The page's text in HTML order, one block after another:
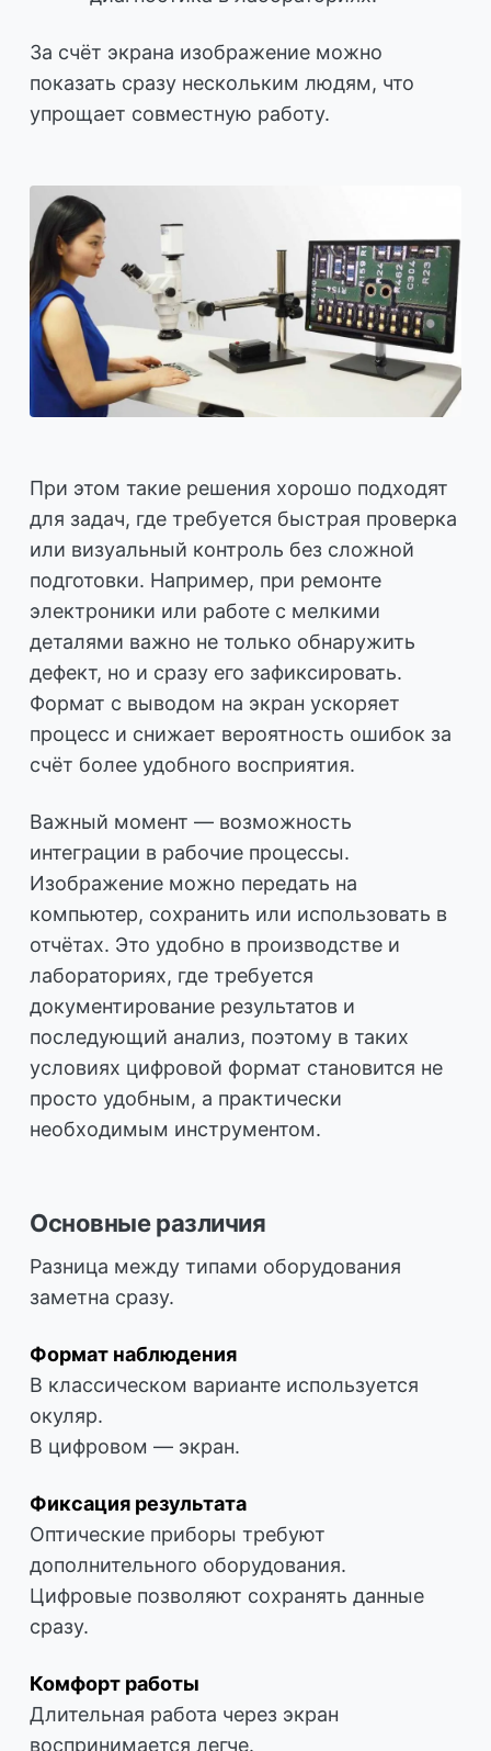
За счёт экрана изображение можно
показать сразу нескольким людям, что
упрощает совместную работу.
При этом такие решения хорошо подходят
для задач, где требуется быстрая проверка
или визуальный контроль без сложной
подготовки. Например, при ремонте
электроники или работе с мелкими
деталями важно не только обнаружить
дефект, но и сразу его зафиксировать.
Формат с выводом на экран ускоряет
процесс и снижает вероятность ошибок за
счёт более удобного восприятия.
Важный момент — возможность
интеграции в рабочие процессы.
Изображение можно передать на
компьютер, сохранить или использовать в
отчётах. Это удобно в производстве и
лабораториях, где требуется
документирование результатов и
последующий анализ, поэтому в таких
условиях цифровой формат становится не
просто удобным, а практически
необходимым инструментом.
Основные различия
Разница между типами оборудования
заметна сразу.
Формат наблюдения
В классическом варианте используется
окуляр.
В цифровом — экран.
Фиксация результата
Оптические приборы требуют
дополнительного оборудования.
Цифровые позволяют сохранять данные
сразу.
Комфорт работы
Длительная работа через экран
воспринимается легче.